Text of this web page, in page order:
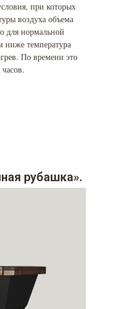
при которых
воздуха объема
для нормальной
ниже температура
По времени это
рубашка».